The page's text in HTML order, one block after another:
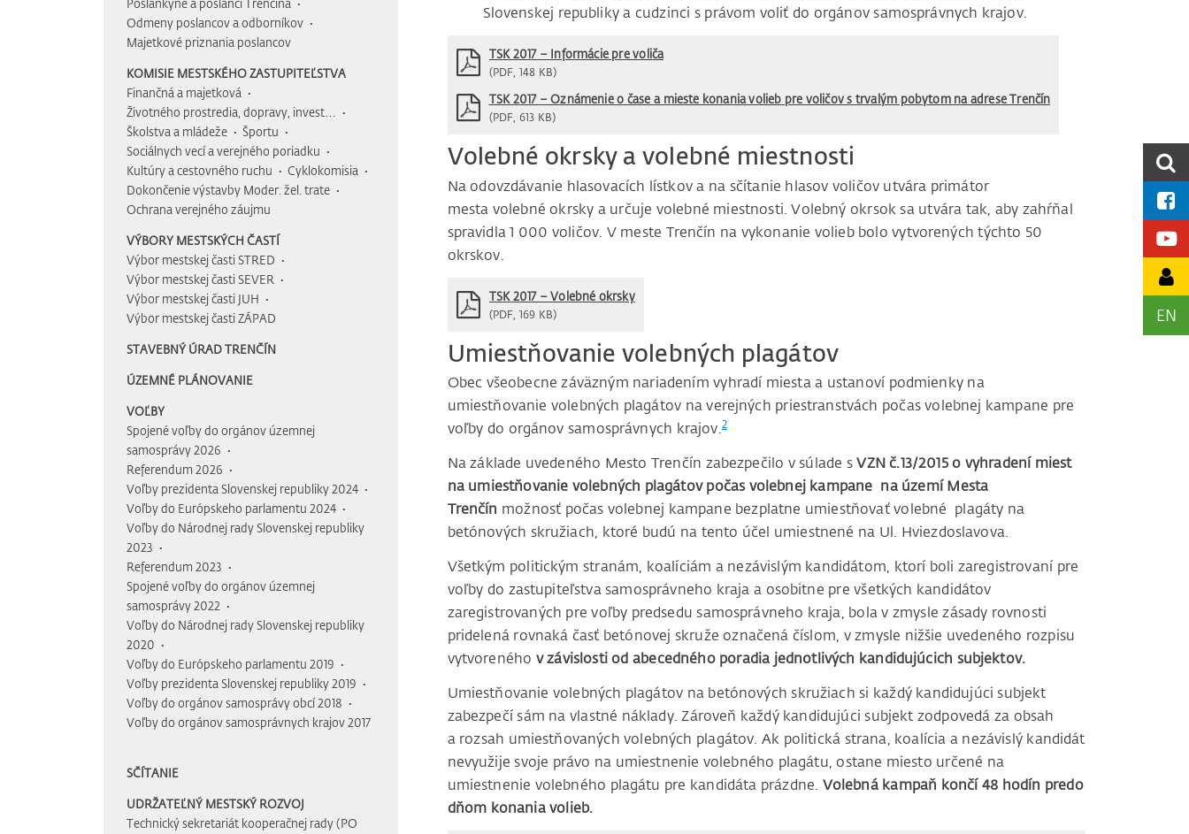
EN
Poslankyne a poslanci Trenčína
Odmeny poslancov a odborníkov
Majetkové priznania poslancov
KOMISIE MESTSKÉHO ZASTUPITEĽSTVA
Finančná a majetková
Životného prostredia, dopravy, invest…
Školstva a mládeže
Športu
Sociálnych vecí a verejného poriadku
Kultúry a cestovného ruchu
Cyklokomisia
Dokončenie výstavby Moder. žel. trate
Ochrana verejného záujmu
VÝBORY MESTSKÝCH ČASTÍ
Výbor mestskej časti STRED
Výbor mestskej časti SEVER
Výbor mestskej časti JUH
Výbor mestskej časti ZÁPAD
STAVEBNÝ ÚRAD TRENČÍN
ÚZEMNÉ PLÁNOVANIE
VOĽBY
Spojené voľby do orgánov územnej
samosprávy 2026
Referendum 2026
Voľby prezidenta Slovenskej republiky 2024
Voľby do Európskeho parlamentu 2024
Voľby do Národnej rady Slovenskej republiky
2023
Referendum 2023
Spojené voľby do orgánov územnej
samosprávy 2022
Voľby do Národnej rady Slovenskej republiky
2020
Voľby do Európskeho parlamentu 2019
Voľby prezidenta Slovenskej republiky 2019
Voľby do orgánov samosprávy obcí 2018
Voľby do orgánov samosprávnych krajov 2017
SČÍTANIE
UDRŽATEĽNÝ MESTSKÝ ROZVOJ
Technický sekretariát kooperačnej rady (PO
Slovenskej republiky a cudzinci s právom voliť do orgánov samosprávnych krajov.
TSK 2017 – Informácie pre voliča
(PDF, 148 KB)
TSK 2017 – Oznámenie o čase a mieste konania volieb pre voličov s trvalým pobytom na adrese Trenčín
(PDF, 613 KB)
Volebné okrsky a volebné miestnosti
Na odovzdávanie hlasovacích lístkov a na sčítanie hlasov voličov utvára primátor
mesta volebné okrsky a určuje volebné miestnosti. Volebný okrsok sa utvára tak, aby zahŕňal
spravidla 1 000 voličov. V meste Trenčín na vykonanie volieb bolo vytvorených týchto 50
okrskov.
TSK 2017 – Volebné okrsky
(PDF, 169 KB)
Umiestňovanie volebných plagátov
Obec všeobecne záväzným nariadením vyhradí miesta a ustanoví podmienky na
umiestňovanie volebných plagátov na verejných priestranstvách počas volebnej kampane pre
voľby do orgánov samosprávnych krajov.2
Na základe uvedeného Mesto Trenčín zabezpečilo v súlade sVZN č.13/2015 o vyhradení miest
na umiestňovanie volebných plagátov počas volebnej kampane na území Mesta
Trenčín možnosť počas volebnej kampane bezplatne umiestňovať volebné plagáty na
betónových skružiach, ktoré budú na tento účel umiestnené na Ul. Hviezdoslavova.
Všetkým politickým stranám, koalíciám a nezávislým kandidátom, ktorí boli zaregistrovaní pre
voľby do zastupiteľstva samosprávneho kraja a osobitne pre všetkých kandidátov
zaregistrovaných pre voľby predsedu samosprávneho kraja, bola v zmysle zásady rovnosti
pridelená rovnaká časť betónovej skruže označená číslom, v zmysle nižšie uvedeného rozpisu
vytvoreného v závislosti od abecedného poradia jednotlivých kandidujúcich subjektov.
Umiestňovanie volebných plagátov na betónových skružiach si každý kandidujúci subjekt
zabezpečí sám na vlastné náklady. Zároveň každý kandidujúci subjekt zodpovedá za obsah
a rozsah umiestňovaných volebných plagátov. Ak politická strana, koalícia a nezávislý kandidát
nevyužije svoje právo na umiestnenie volebného plagátu, ostane miesto určené na
umiestnenie volebného plagátu pre kandidáta prázdne. Volebná kampaň končí 48 hodín predo
dňom konania volieb.